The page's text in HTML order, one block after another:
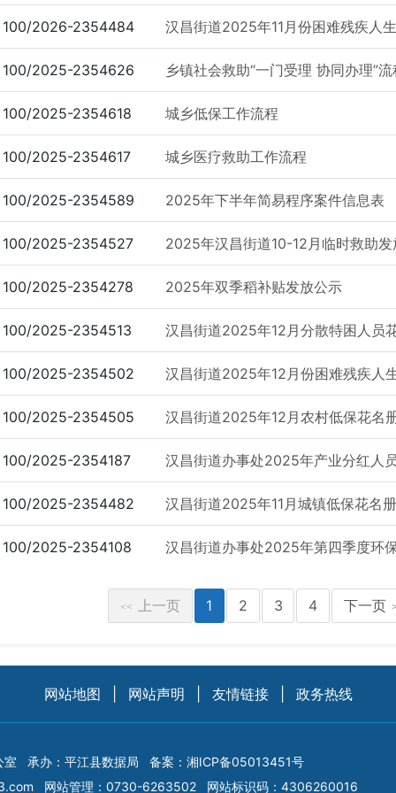
100/2026-2354484 汉昌街道2025年11月份困难残疾人
100/2025-2354626 乡镇社会救助“一门受理 协同办理”流
100/2025-2354618 城乡低保工作流程
100/2025-2354617 城乡医疗救助工作流程
100/2025-2354589 2025年下半年简易程序案件信息表
100/2025-2354527 2025年汉昌街道10-12月临时救助发
100/2025-2354278 2025年双季稻补贴发放公示
100/2025-2354513 汉昌街道2025年12月分散特困人员
100/2025-2354502 汉昌街道2025年12月份困难残疾人
100/2025-2354505 汉昌街道2025年12月农村低保花名
100/2025-2354187 汉昌街道办事处2025年产业分红人
100/2025-2354482 汉昌街道2025年11月城镇低保花名册
100/2025-2354108 汉昌街道办事处2025年第四季度环
<< 上一页 1 2 3 4 下一页
网站地图 网站声明 友情链接 政务热线
室 承办：平江县数据局 备案： 湘ICP备05013451号
网站管理：0730-6263502 网站标识码：4306260016